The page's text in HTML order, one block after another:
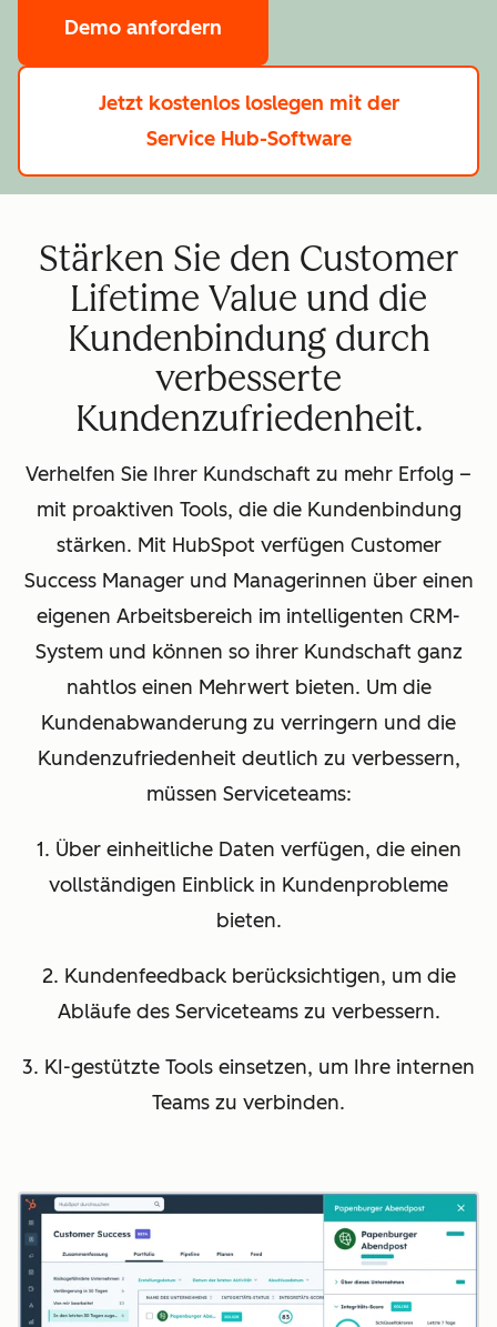
Demo anfordern
Jetzt kostenlos loslegen mit der
Service Hub-Software
Stärken Sie den Customer
Lifetime Value und die
Kundenbindung durch
verbesserte
Kundenzufriedenheit.
Verhelfen Sie Ihrer Kundschaft zu mehr Erfolg –
mit proaktiven Tools, die die Kundenbindung
stärken. Mit HubSpot verfügen Customer
Success Manager und Managerinnen über einen
eigenen Arbeitsbereich im intelligenten CRM-
System und können so ihrer Kundschaft ganz
nahtlos einen Mehrwert bieten. Um die
Kundenabwanderung zu verringern und die
Kundenzufriedenheit deutlich zu verbessern,
müssen Serviceteams:
1. Über einheitliche Daten verfügen, die einen
vollständigen Einblick in Kundenprobleme
bieten.
2. Kundenfeedback berücksichtigen, um die
Abläufe des Serviceteams zu verbessern.
3. KI-gestützte Tools einsetzen, um Ihre internen
Teams zu verbinden.